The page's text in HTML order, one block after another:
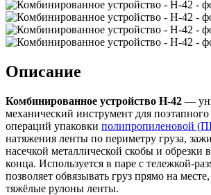
Описание
Комбинированное устройство H-42 —
механический инструмент для
операций упаковки полипропиленовой
натяжения ленты по периметру груза,
насечкой металлической скобы и обрезки
конца. Используется в паре с тележкой-
позволяет обвязывать груз прямо на
тяжёлые рулоны ленты.